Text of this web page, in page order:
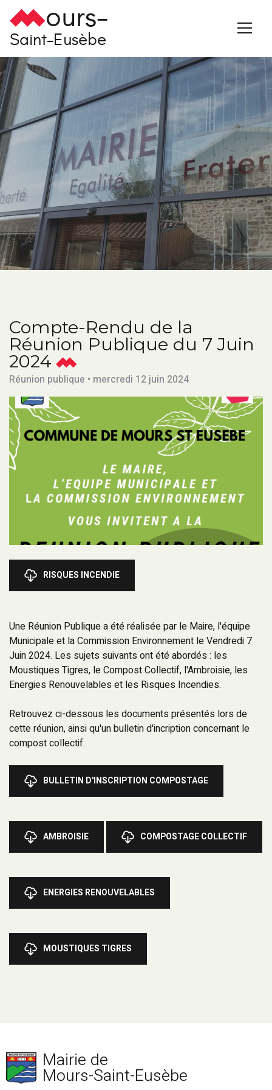
ours-
Saint-Eusèbe
Compte-Rendu de la
Réunion Publique du 7 Juin
2024
Réunion publique • mercredi 12 juin 2024
RISQUES INCENDIE
Une Réunion Publique a été réalisée par le Maire, l'équipe
Municipale et la Commission Environnement le Vendredi 7
Juin 2024. Les sujets suivants ont été abordés : les
Moustiques Tigres, le Compost Collectif, l'Ambroisie, les
Energies Renouvelables et les Risques Incendies.
Retrouvez ci-dessous les documents présentés lors de
cette réunion, ainsi qu'un bulletin d'incription concernant le
compost collectif.
BULLETIN D'INSCRIPTION COMPOSTAGE
AMBROISIE COMPOSTAGE COLLECTIF
ENERGIES RENOUVELABLES
MOUSTIQUES TIGRES
Mairie de
Mours-Saint-Eusèbe